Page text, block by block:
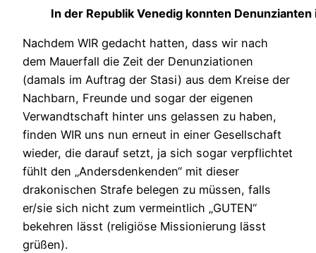
In der Republik Venedig konnten
Nachdem WIR gedacht hatten, dass wir nach
dem Mauerfall die Zeit der Denunziationen
(damals im Auftrag der Stasi) aus dem Kreise der
Nachbarn, Freunde und sogar der eigenen
Verwandtschaft hinter uns gelassen zu haben,
finden WIR uns nun erneut in einer Gesellschaft
wieder, die darauf setzt, ja sich sogar verpflichtet
fühlt den „Andersdenkenden“ mit dieser
drakonischen Strafe belegen zu müssen, falls
er/sie sich nicht zum vermeintlich „GUTEN“
bekehren lässt (religiöse Missionierung lässt
grüßen).